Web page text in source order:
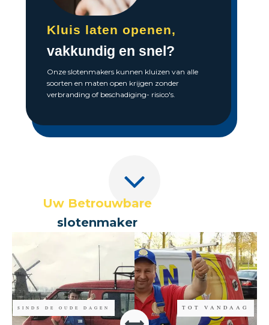
Kluis laten openen,
vakkundig en snel?
Onze slotenmakers kunnen kluizen van alle
soorten en maten open krijgen zonder
verbranding of beschadiging- risico's.
Uw Betrouwbare
slotenmaker
SINDS DE OUDE DAGEN TOT VANDAAG